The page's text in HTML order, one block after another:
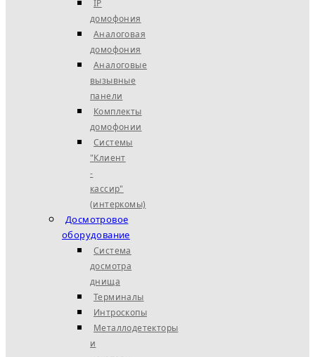
IP
домофония
Аналоговая
домофония
Аналоговые
вызывные
панели
Комплекты
домофонии
Системы
"Клиент
-
кассир"
(интеркомы)
Досмотровое
оборудование
Система
досмотра
днища
Терминалы
Интроскопы
Металлодетекторы
и